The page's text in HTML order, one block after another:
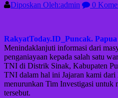
Diposkan Oleh:admin 0
RakyatToday.ID_Puncak. Papua
Menindaklanjuti informasi dari
penganiayaan kepada salah satu
TNI di Distrik Sinak, Kabupaten
TNI dalam hal ini Jajaran kami
menurunkan Tim Investigasi untuk
tersebut.